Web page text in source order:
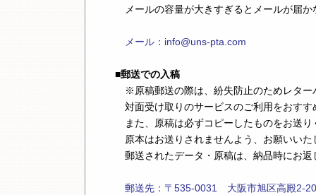
メールの容量が大きすぎるとメールが届か
メール：info@uns-pta.com
■郵送での入稿
※原稿郵送の際は、紛失防止のためレター
対面受け取りのサービスのご利用をおすす
また、原稿は必ずコピーしたものをお送り
原本はお送りされませんよう、お願いいた
郵送されたデータ・原稿は、納品時にお返
郵送先：〒535-0031 大阪市旭区高殿2-